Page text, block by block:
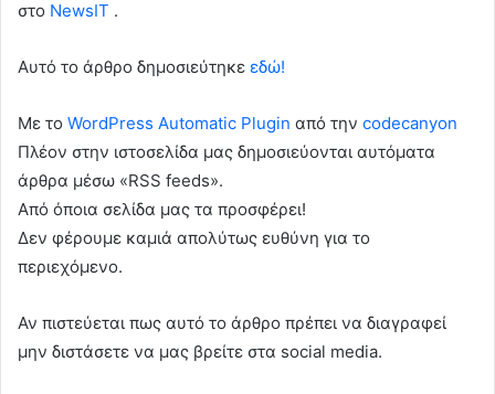
στο NewsIT .
Αυτό το άρθρο δημοσιεύτηκε εδώ!
Με το WordPress Automatic Plugin από την codecanyon
Πλέον στην ιστοσελίδα μας δημοσιεύονται αυτόματα
άρθρα μέσω «RSS feeds».
Από όποια σελίδα μας τα προσφέρει!
Δεν φέρουμε καμιά απολύτως ευθύνη για το
περιεχόμενο.
Αν πιστεύεται πως αυτό το άρθρο πρέπει να διαγραφεί
μην διστάσετε να μας βρείτε στα social media.